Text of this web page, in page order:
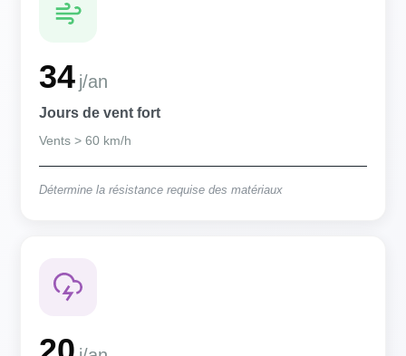
34 j/an
Jours de vent fort
Vents > 60 km/h
Détermine la résistance requise des matériaux